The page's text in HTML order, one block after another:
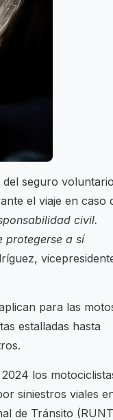
del seguro voluntario
el viaje en caso
civil.
protegerse a sí
para las
estalladas hasta
los
siniestros viales
de Tránsito